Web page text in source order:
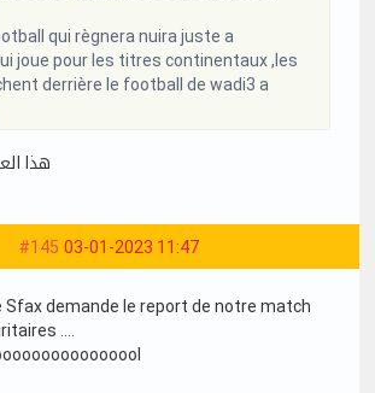
qui règnera nuira juste a
joue pour les titres continentaux ,les
derrière le football de wadi3 a
هذا
#145 03-01-2023 11:47
Sfax demande le report de notre match
....